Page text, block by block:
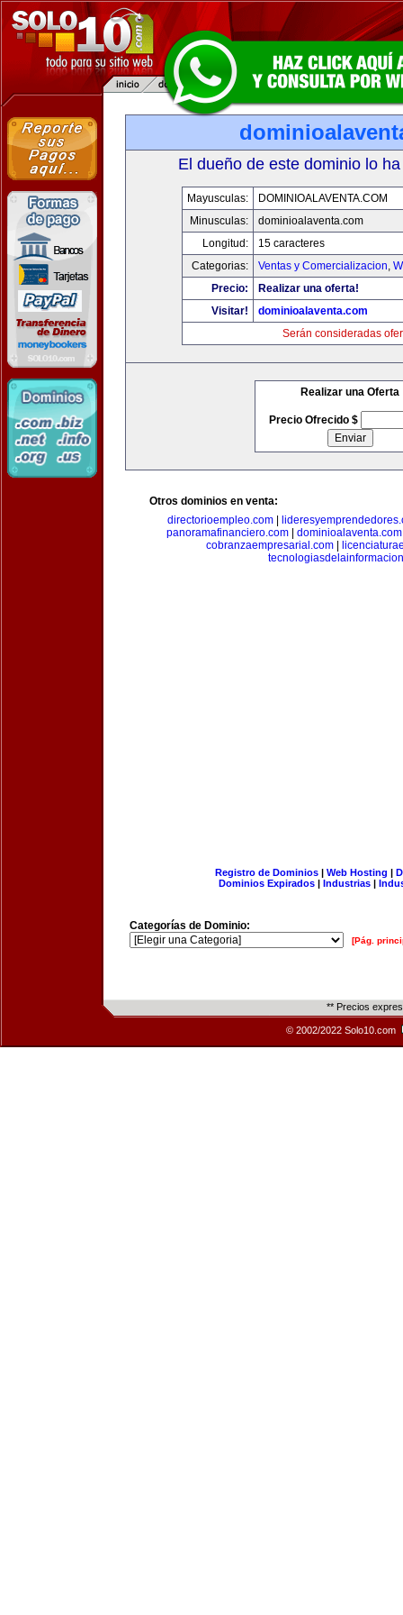
El dueño de este dominio lo
Mayusculas:
DOMINIOALAVENTA.COM
Minusculas:
dominioalaventa.com
Longitud:
15 caracteres
Categorias:
Ventas y Comercializacion,
Precio:
Realizar una oferta!
Visitar!
dominioalaventa.com
Serán consideradas
Realizar una Oferta
Precio Ofrecido $
Otros dominios en venta:
directorioempleo.com
panoramafinanciero.com
dominioalaventa.com
cobranzaempresarial.com
Registro de Dominios| Web Hosting |
Dominios Expirados | Industrias |
Categorías de Dominio:
[Pág.
** Precios
© 2002/2022 Solo10.com